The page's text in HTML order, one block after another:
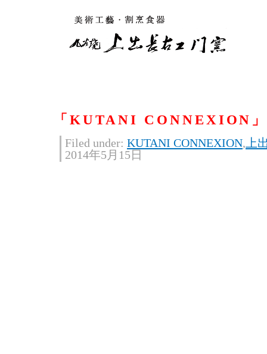
「KUTANI CONNEXION
Filed under: KUTANI CONNEXION, 上
2014年5月15日